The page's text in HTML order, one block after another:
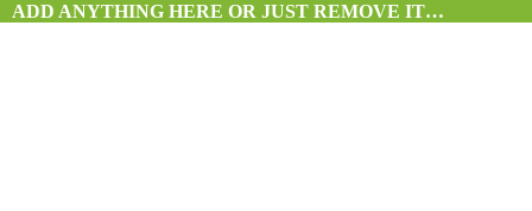
ADD ANYTHING HERE OR JUST REMOVE IT…